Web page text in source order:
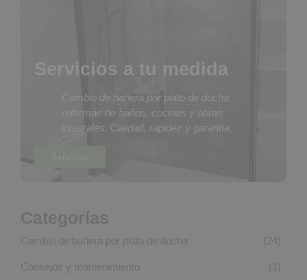
Servicios a tu medida
Cambio de bañera por plato de ducha,
reformas de baños, cocinas y obras
integrales. Calidad, rapidez y garantía.
Categorías
Cambio de bañera por plato de ducha (24)
Consejos y mantenimiento (1)